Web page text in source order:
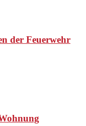
der Feuerwehr